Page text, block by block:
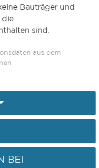
Bauträger und
die
sind.
aus dem
BEI